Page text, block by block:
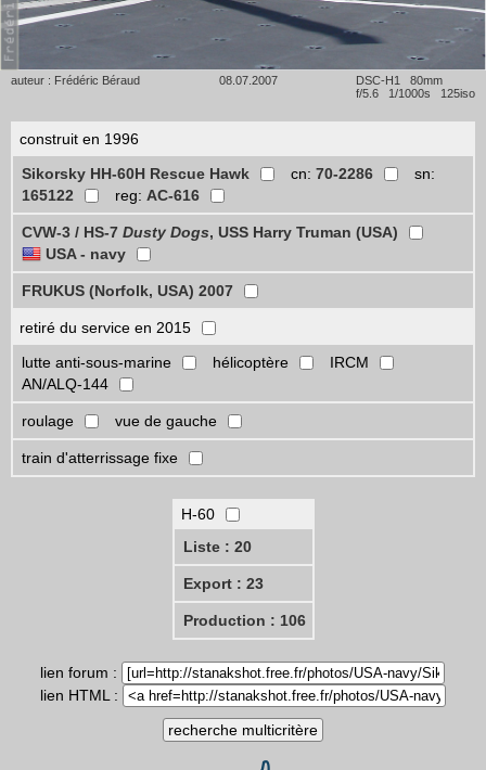
auteur : Frédéric Béraud 08.07.2007
DSC-H1 80mm
f/5.6 1/1000s 125iso
construit en 1996
Sikorsky HH-60H Rescue Hawk
cn: 70-2286
sn:
165122
reg: AC-616
CVW-3 / HS-7 Dusty Dogs, USS Harry Truman (USA)
USA - navy
FRUKUS (Norfolk, USA) 2007
retiré du service en 2015
lutte anti-sous-marine
hélicoptère
IRCM
AN/ALQ-144
roulage vue de gauche
train d'atterrissage fixe
H-60
Liste : 20
Export : 23
Production : 106
lien forum :
lien HTML :